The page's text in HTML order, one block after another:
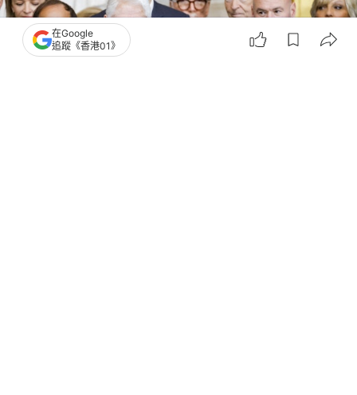
在Google
追蹤《香港01》